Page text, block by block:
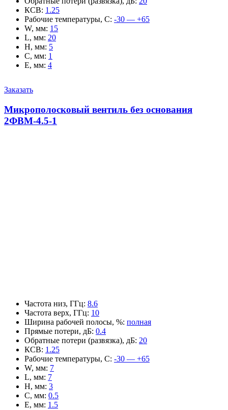
КСВ: 1.25
Рабочие температуры, С: -30 — +65
W, мм: 15
L, мм: 20
H, мм: 5
C, мм: 1
E, мм: 4
Заказать
Микрополосковый вентиль без основания
2ФВМ-4.5-1
Частота низ, ГГц: 8.6
Частота верх, ГГц: 10
Ширина рабочей полосы, %: полная
Прямые потери, дБ: 0.4
Обратные потери (развязка), дБ: 20
КСВ: 1.25
Рабочие температуры, С: -30 — +65
W, мм: 7
L, мм: 7
H, мм: 3
C, мм: 0.5
E, мм: 1.5